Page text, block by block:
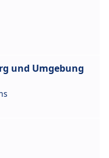
und Umgebung